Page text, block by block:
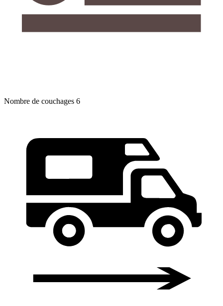
Nombre de couchages 6